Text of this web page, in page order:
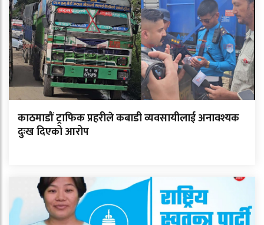
काठमाडौं ट्राफिक प्रहरीले कबाडी व्यवसायीलाई अनावश्यक
दुःख दिएको आरोप